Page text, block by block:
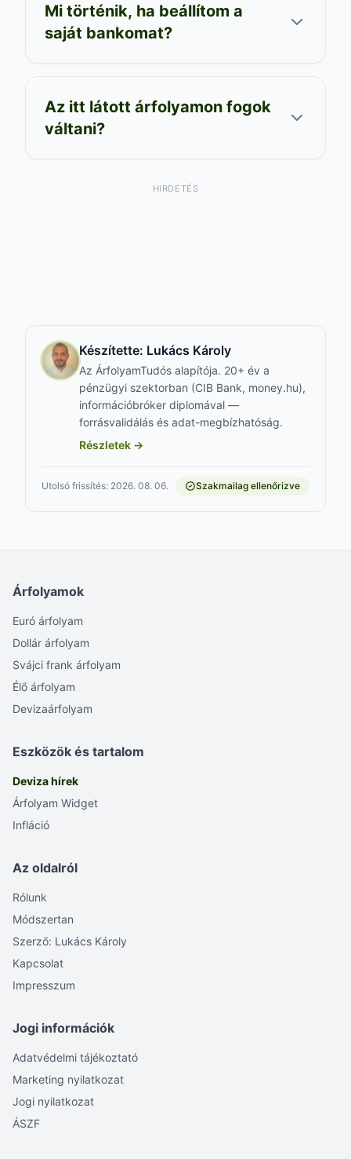
Mi történik, ha beállítom a
saját bankomat?
Az itt látott árfolyamon fogok
váltani?
HIRDETÉS
Készítette: Lukács Károly
Az ÁrfolyamTudós alapítója. 20+ év a
pénzügyi szektorban (CIB Bank, money.hu),
információbróker diplomával —
forrásvalidálás és adat-megbízhatóság.
Részletek →
Utolsó frissítés: 2026. 08. 06. Szakmailag ellenőrizve
Árfolyamok
Euró árfolyam
Dollár árfolyam
Svájci frank árfolyam
Élő árfolyam
Devizaárfolyam
Eszközök és tartalom
Deviza hírek
Árfolyam Widget
Infláció
Az oldalról
Rólunk
Módszertan
Szerző: Lukács Károly
Kapcsolat
Impresszum
Jogi információk
Adatvédelmi tájékoztató
Marketing nyilatkozat
Jogi nyilatkozat
ÁSZF